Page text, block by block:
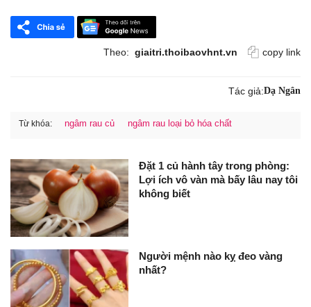
Theo: giaitri.thoibaovhnt.vn copy link
Tác giả:Dạ Ngân
Từ khóa: ngâm rau củ ngâm rau loại bỏ hóa chất
Đặt 1 củ hành tây trong phòng:
Lợi ích vô vàn mà bấy lâu nay tôi
không biết
Người mệnh nào kỵ đeo vàng
nhất?